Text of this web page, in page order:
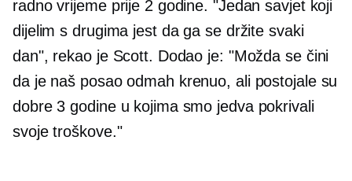
radno vrijeme prije 2 godine. "Jedan savjet koji
dijelim s drugima jest da ga se držite svaki
dan", rekao je Scott. Dodao je: "Možda se čini
da je naš posao odmah krenuo, ali postojale su
dobre 3 godine u kojima smo jedva pokrivali
svoje troškove."